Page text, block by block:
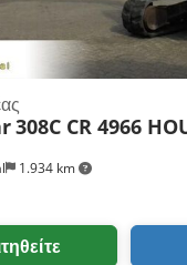
1.934 km
308C CR 4966